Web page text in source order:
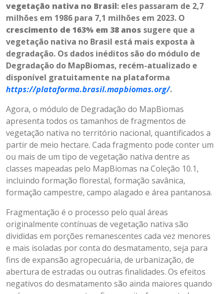
vegetação nativa no Brasil: eles passaram de 2,7
milhões em 1986 para 7,1 milhões em 2023. O
crescimento de 163% em 38 anos sugere que a
vegetação nativa no Brasil está mais exposta à
degradação. Os dados inéditos são do módulo de
Degradação do MapBiomas, recém-atualizado e
disponível gratuitamente na plataforma
https://plataforma.brasil.mapbiomas.org/.
Agora, o módulo de Degradação do MapBiomas
apresenta todos os tamanhos de fragmentos de
vegetação nativa no território nacional, quantificados a
partir de meio hectare. Cada fragmento pode conter um
ou mais de um tipo de vegetação nativa dentre as
classes mapeadas pelo MapBiomas na Coleção 10.1,
incluindo formação florestal, formação savânica,
formação campestre, campo alagado e área pantanosa.
Fragmentação é o processo pelo qual áreas
originalmente contínuas de vegetação nativa são
divididas em porções remanescentes cada vez menores
e mais isoladas por conta do desmatamento, seja para
fins de expansão agropecuária, de urbanização, de
abertura de estradas ou outras finalidades. Os efeitos
negativos do desmatamento são ainda maiores quando